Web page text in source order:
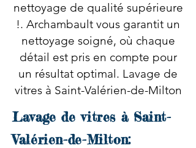
nettoyage de qualité supérieure
!. Archambault vous garantit un
nettoyage soigné, où chaque
détail est pris en compte pour
un résultat optimal. Lavage de
vitres à Saint-Valérien-de-Milton
Lavage de vitres à Saint-
Valérien-de-Milton: